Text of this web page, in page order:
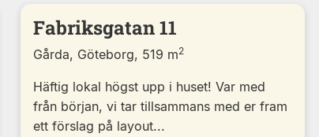
Fabriksgatan 11
Gårda, Göteborg, 519 m2
Häftig lokal högst upp i huset! Var med
från början, vi tar tillsammans med er fram
ett förslag på layout...